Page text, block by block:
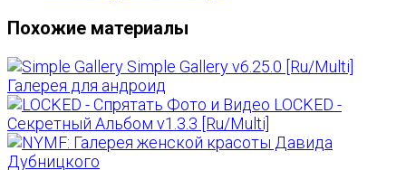
Похожие материалы
Simple Gallery v6.25.0 [Ru/Multi]
Галерея для андроид
LOCKED -
Секретный Альбом v1.3.3 [Ru/Multi]